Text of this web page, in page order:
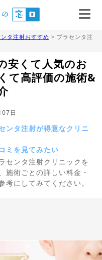
タ注射おすすめ > プラセンタ注
安くて人気のお
て高評価の施術&
日
ンタ注射が得意なクリニ
ミを見てみたい
センタ注射クリニックを
施術ごとの詳しい料金・
考にしてみてください。